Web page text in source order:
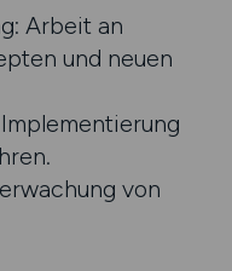
Arbeit an
und neuen
von